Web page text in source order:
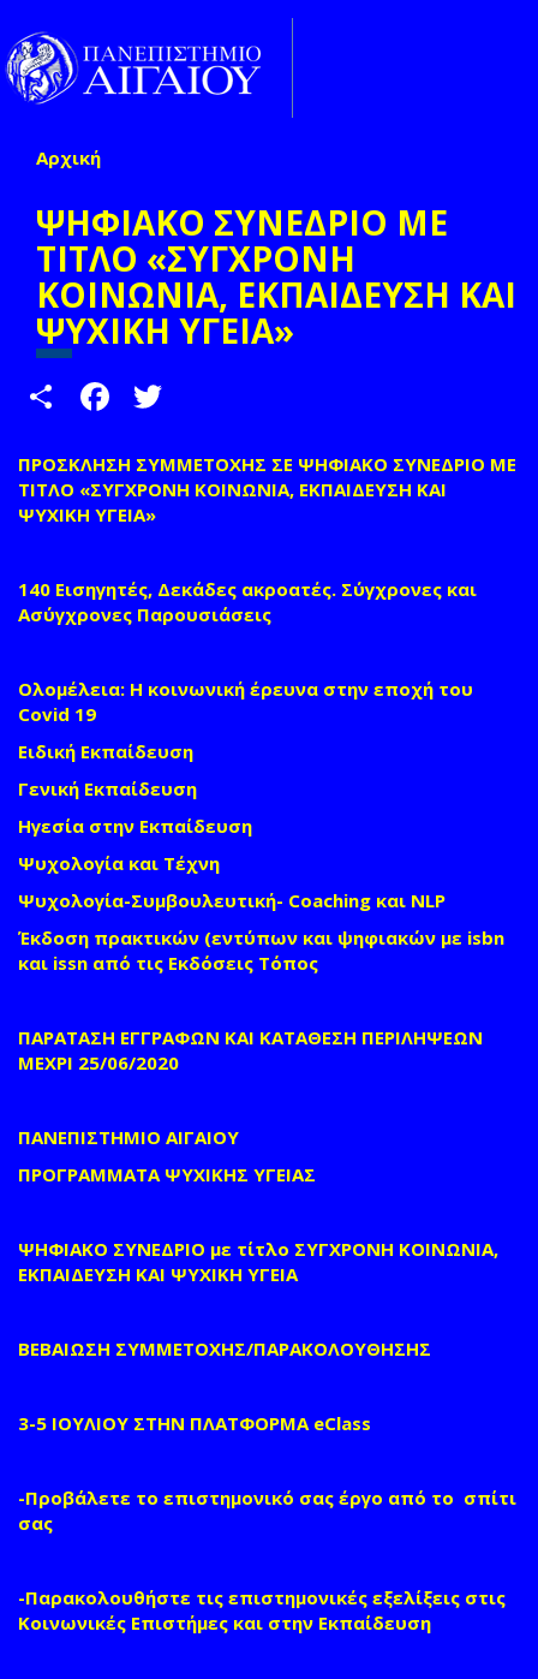
Παράκαμψη προς το κυρίως περιεχόμενο
Είστε εδώ
Αρχική
ΨΗΦΙΑΚΟ ΣΥΝΕΔΡΙΟ ΜΕ
ΤΙΤΛΟ «ΣΥΓΧΡΟΝΗ
ΚΟΙΝΩΝΙΑ, ΕΚΠΑΙΔΕΥΣΗ ΚΑΙ
ΨΥΧΙΚΗ ΥΓΕΙΑ»
ShareFacebook
ΠΡΟΣΚΛΗΣΗ ΣΥΜΜΕΤΟΧΗΣ ΣΕ ΨΗΦΙΑΚΟ ΣΥΝΕΔΡΙΟ ΜΕ
ΤΙΤΛΟ «ΣΥΓΧΡΟΝΗ ΚΟΙΝΩΝΙΑ, ΕΚΠΑΙΔΕΥΣΗ ΚΑΙ
ΨΥΧΙΚΗ ΥΓΕΙΑ»
140 Εισηγητές, Δεκάδες ακροατές. Σύγχρονες και
Ασύγχρονες Παρουσιάσεις
Ολομέλεια: Η κοινωνική έρευνα στην εποχή του
Covid 19
Ειδική Εκπαίδευση
Γενική Εκπαίδευση
Ηγεσία στην Εκπαίδευση
Ψυχολογία και Τέχνη
Ψυχολογία-Συμβουλευτική- Coaching και NLP
Έκδοση πρακτικών (εντύπων και ψηφιακών με isbn
και issn από τις Εκδόσεις Τόπος
ΠΑΡΑΤΑΣΗ ΕΓΓΡΑΦΩΝ ΚΑΙ ΚΑΤΑΘΕΣΗ ΠΕΡΙΛΗΨΕΩΝ
ΜΕΧΡΙ 25/06/2020
ΠΑΝΕΠΙΣΤΗΜΙΟ ΑΙΓΑΙΟΥ
ΠΡΟΓΡΑΜΜΑΤΑ ΨΥΧΙΚΗΣ ΥΓΕΙΑΣ
ΨΗΦΙΑΚΟ ΣΥΝΕΔΡΙΟ με τίτλο ΣΥΓΧΡΟΝΗ ΚΟΙΝΩΝΙΑ,
ΕΚΠΑΙΔΕΥΣΗ ΚΑΙ ΨΥΧΙΚΗ ΥΓΕΙΑ
ΒΕΒΑΙΩΣΗ ΣΥΜΜΕΤΟΧΗΣ/ΠΑΡΑΚΟΛΟΥΘΗΣΗΣ
3-5 ΙΟΥΛΙΟΥ ΣΤΗΝ ΠΛΑΤΦΟΡΜΑ eClass
-Προβάλετε το επιστημονικό σας έργο από το σπίτι
σας
-Παρακολουθήστε τις επιστημονικές εξελίξεις στις
Κοινωνικές Επιστήμες και στην Εκπαίδευση